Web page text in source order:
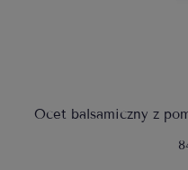
Ocet balsamiczny z